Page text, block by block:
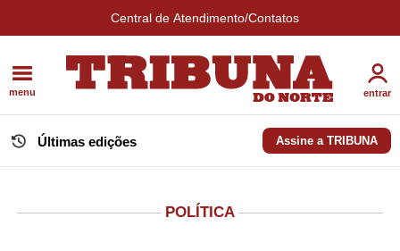
Central de Atendimento/Contatos
menu entrar
Últimas edições Assine a TRIBUNA
POLÍTICA